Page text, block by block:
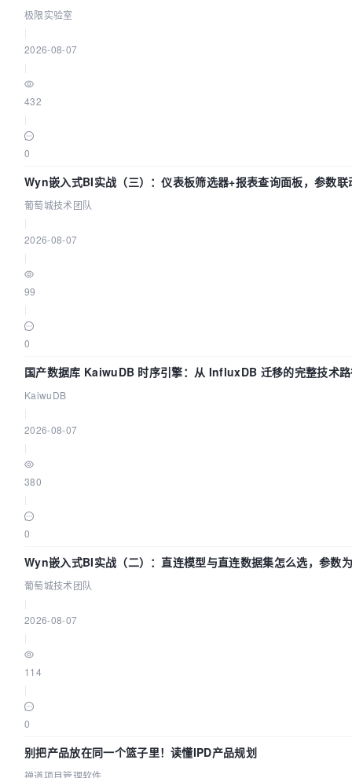
极限实验室
2026-08-07
432
0
Wyn嵌入式BI实战（三）：仪表板筛选器+报表查询面板，参数联
葡萄城技术团队
2026-08-07
99
0
国产数据库 KaiwuDB 时序引擎：从 InfluxDB 迁移的完整技术
KaiwuDB
2026-08-07
380
0
Wyn嵌入式BI实战（二）：直连模型与直连数据集怎么选，参数
效？| 葡萄城技术团队
葡萄城技术团队
2026-08-07
114
0
别把产品放在同一个篮子里！读懂IPD产品规划
禅道项目管理软件